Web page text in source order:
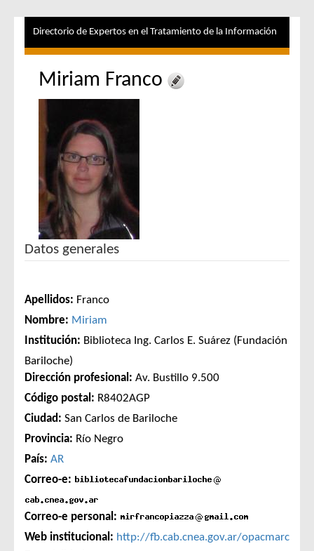
Directorio de Expertos en el Tratamiento de la Información
Miriam Franco
Datos generales
Apellidos: Franco
Nombre: Miriam
Institución: Biblioteca Ing. Carlos E. Suárez (Fundación
Bariloche)
Dirección profesional: Av. Bustillo 9.500
Código postal: R8402AGP
Ciudad: San Carlos de Bariloche
Provincia: Río Negro
País: AR
Correo-e:
Correo-e personal:
Web institucional: http://fb.cab.cnea.gov.ar/opacmarc